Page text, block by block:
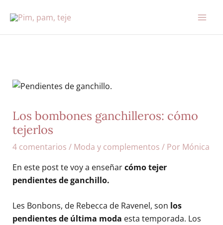
contenido
Los bombones ganchilleros: cómo
tejerlos
4 comentarios / Moda y complementos / Por Mónica
En este post te voy a enseñarcómo tejer
pendientes de ganchillo.
Les Bonbons, de Rebecca de Ravenel, son los
pendientes de última moda esta temporada. Los